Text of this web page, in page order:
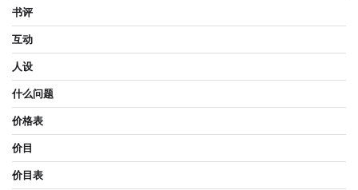
书评
互动
人设
什么问题
价格表
价目
价目表